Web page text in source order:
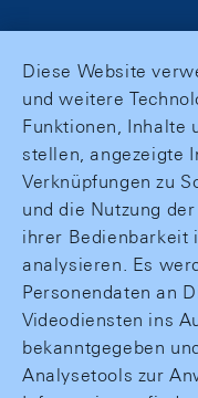
Diese Website
und weitere
Funktionen, Inhalte
stellen, angezeigte
Verknüpfungen zu
und die Nutzung
ihrer Bedienbarkeit
analysieren. Es
Personendaten an
Videodiensten ins
bekanntgegeben
Analysetools zur